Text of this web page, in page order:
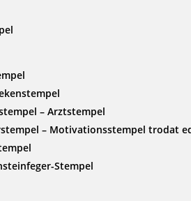
– Arztstempel
– Motivationsstempel trodat
Stempel